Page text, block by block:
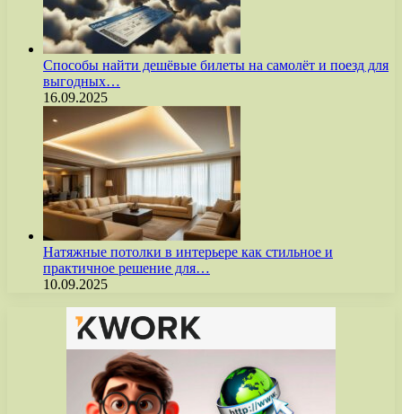
Способы найти дешёвые билеты на самолёт и поезд для
выгодных…
16.09.2025
Натяжные потолки в интерьере как стильное и
практичное решение для…
10.09.2025